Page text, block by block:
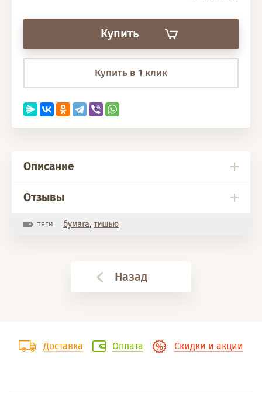
Купить
Купить в 1 клик
Описание
Отзывы
теги: бумага, тишью
Назад
Доставка Оплата Скидки и акции